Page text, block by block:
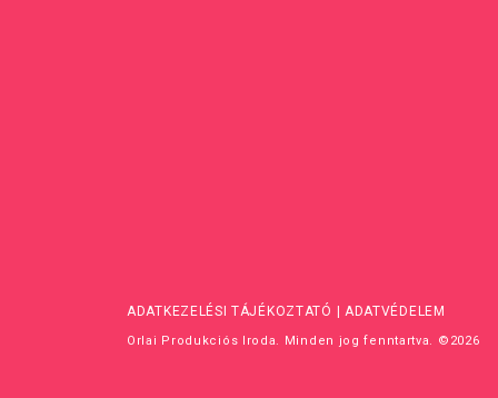
ADATKEZELÉSI TÁJÉKOZTATÓ ADATVÉDELEM
Orlai Produkciós Iroda. Minden jog fenntartva. ©2026